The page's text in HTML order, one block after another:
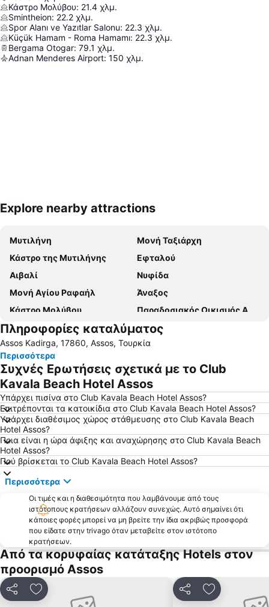
Κάστρο Μολύβου: 21.4 χλμ.
Smintheion: 22.2 χλμ.
Spor Alanı ve Yazıtlar Salonu: 22.3 χλμ.
Küçük Hamam - Roma Hamamı: 22.3 χλμ.
Bergama Otogar: 79.1 χλμ.
Adnan Menderes Airport: 150 χλμ.
Ανάπτυξη χάρτη
Explore nearby attractions
Μυτιλήνη
Μονή Ταξιάρχη
Κάστρο της Μυτιλήνης
Εφταλού
Αιβαλί
Νυφίδα
Μονή Αγίου Ραφαήλ
Άναξος
Κάστρο Μολύβου
Παραδοσιακός Οικισμός Αγιάσου
Παραδοσιακός οικισμός Μολύβου
Μουσείο Ελιάς Λέσβου
Κανόνι
Τσόνια
Πανηγύρι Ταξιάρχη Μανταμάδου
Παραδοσιακός Οικισμός Πέτρας
Cunda Island
Παραδοσιακός Οικισμός Παναγιούδας
Ayvacik
Πλαζ Τσαμάκια
Sarimsakli Beach
Mount Ida
Αρχαίο Θέατρο
Λιμανάκι Άσσου
Παραδοσιακός Οικισμός Μόριας
Άγιος Ιωάννης Θεράποντας
Yesilyurt
Ayvalik Belediye Beach
Babakale
Πληροφορίες καταλύματος
Assos Kadirga, 17860, Assos, Τουρκία
Περισσότερα
Συχνές Ερωτήσεις σχετικά με το Club
Kavala Beach Hotel Assos
Υπάρχει πισίνα στο Club Kavala Beach Hotel Assos?
Επιτρέπονται τα κατοικίδια στο Club Kavala Beach Hotel Assos?
Υπάρχει διαθέσιμος χώρος στάθμευσης στο Club Kavala Beach
Hotel Assos?
Ποια είναι η ώρα άφιξης και αναχώρησης στο Club Kavala Beach
Hotel Assos?
Πού βρίσκεται το Club Kavala Beach Hotel Assos?
Περισσότερα
Οι τιμές και η διαθεσιμότητα που λαμβάνουμε από τους
ιστότοπους κρατήσεων αλλάζουν συνεχώς. Αυτό σημαίνει ότι
κάποιες φορές μπορεί να μη βρείτε την ίδια ακριβώς προσφορά
που είδατε στην trivago όταν μεταβείτε στον ιστότοπο
κρατήσεων.
Από τα κορυφαίας κατάταξης Hotels στον
προορισμό Assos
ΚοινοποίησηΠροσθήκη στα αγαπημένα ΚοινοποίησηΠροσθήκη